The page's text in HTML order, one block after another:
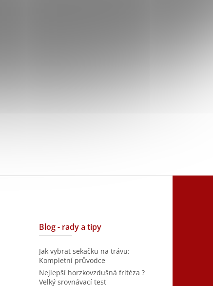
Blog - rady a tipy
Jak vybrat sekačku na trávu:
Kompletní průvodce
Nejlepší horzkovzdušná fritéza ?
Velký srovnávací test